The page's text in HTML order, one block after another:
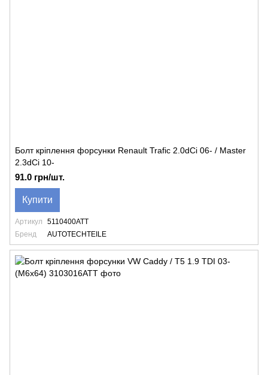
Болт кріплення форсунки Renault Trafic 2.0dCi 06- / Master
2.3dCi 10-
91.0 грн/шт.
Купити
Артикул
5110400ATT
Бренд
AUTOTECHTEILE